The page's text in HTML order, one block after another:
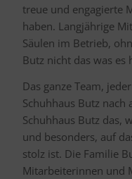
treue und engagierte
haben. Langjährige
Säulen im Betrieb,
Butz nicht das was es
Das ganze Team,
Schuhhaus Butz nach
Schuhhaus Butz das,
und besonders, auf
stolz ist. Die Familie
Mitarbeiterinnen und